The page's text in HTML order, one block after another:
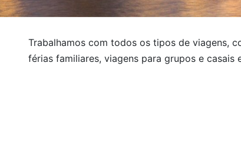
Trabalhamos com todos os tipos de viagens,
férias familiares, viagens para grupos e casais